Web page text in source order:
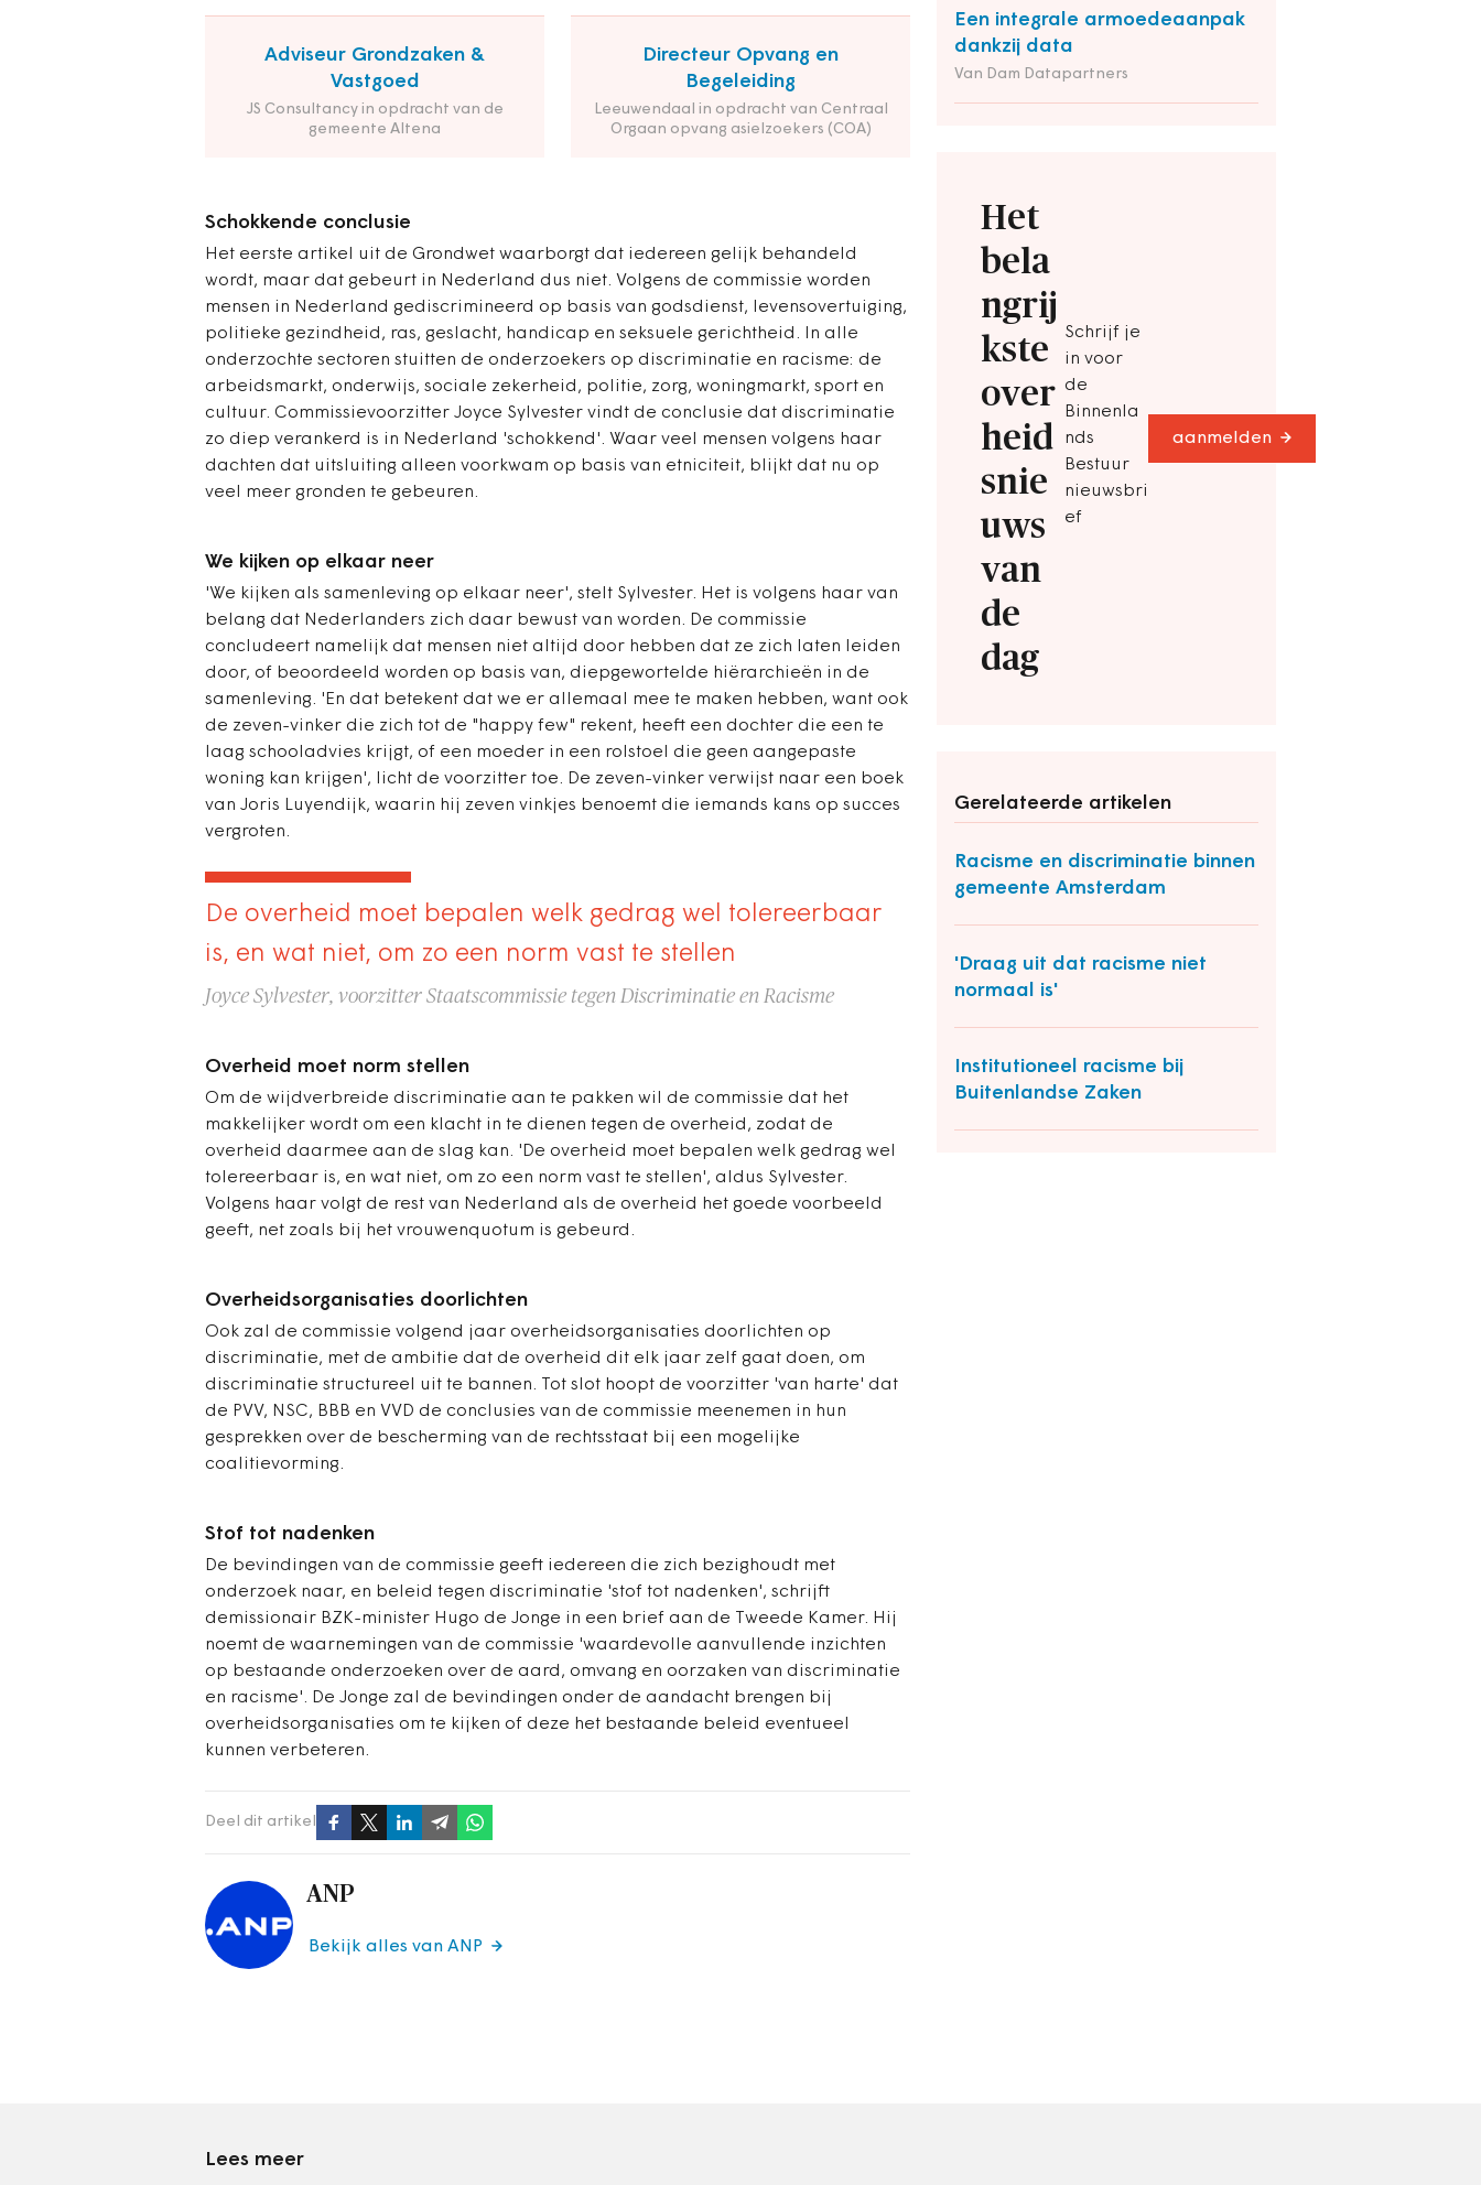
Adviseur Grondzaken &
Vastgoed
JS Consultancy in opdracht van de
gemeente Altena
Directeur Opvang en
Begeleiding
Leeuwendaal in opdracht van Centraal
Orgaan opvang asielzoekers (COA)
Schokkende conclusie
Het eerste artikel uit de Grondwet waarborgt dat iedereen gelijk behandeld
wordt, maar dat gebeurt in Nederland dus niet. Volgens de commissie worden
mensen in Nederland gediscrimineerd op basis van godsdienst, levensovertuiging,
politieke gezindheid, ras, geslacht, handicap en seksuele gerichtheid. In alle
onderzochte sectoren stuitten de onderzoekers op discriminatie en racisme: de
arbeidsmarkt, onderwijs, sociale zekerheid, politie, zorg, woningmarkt, sport en
cultuur. Commissievoorzitter Joyce Sylvester vindt de conclusie dat discriminatie
zo diep verankerd is in Nederland 'schokkend'. Waar veel mensen volgens haar
dachten dat uitsluiting alleen voorkwam op basis van etniciteit, blijkt dat nu op
veel meer gronden te gebeuren.
Een integrale armoedeaanpak
dankzij data
Van Dam Datapartners
Het
bela
ngrij
kste
over
heid
snie
uws
van
de
dag
Schrijf je
in voor
de
Binnenla
nds
Bestuur
nieuwsbri
ef
aanmelden
Gerelateerde artikelen
Racisme en discriminatie binnen
gemeente Amsterdam
'Draag uit dat racisme niet
normaal is'
Institutioneel racisme bij
Buitenlandse Zaken
We kijken op elkaar neer
'We kijken als samenleving op elkaar neer', stelt Sylvester. Het is volgens haar van
belang dat Nederlanders zich daar bewust van worden. De commissie
concludeert namelijk dat mensen niet altijd door hebben dat ze zich laten leiden
door, of beoordeeld worden op basis van, diepgewortelde hiërarchieën in de
samenleving. 'En dat betekent dat we er allemaal mee te maken hebben, want ook
de zeven-vinker die zich tot de "happy few" rekent, heeft een dochter die een te
laag schooladvies krijgt, of een moeder in een rolstoel die geen aangepaste
woning kan krijgen', licht de voorzitter toe. De zeven-vinker verwijst naar een boek
van Joris Luyendijk, waarin hij zeven vinkjes benoemt die iemands kans op succes
vergroten.
De overheid moet bepalen welk gedrag wel tolereerbaar
is, en wat niet, om zo een norm vast te stellen
Joyce Sylvester, voorzitter Staatscommissie tegen Discriminatie en Racisme
Overheid moet norm stellen
Om de wijdverbreide discriminatie aan te pakken wil de commissie dat het
makkelijker wordt om een klacht in te dienen tegen de overheid, zodat de
overheid daarmee aan de slag kan. 'De overheid moet bepalen welk gedrag wel
tolereerbaar is, en wat niet, om zo een norm vast te stellen', aldus Sylvester.
Volgens haar volgt de rest van Nederland als de overheid het goede voorbeeld
geeft, net zoals bij het vrouwenquotum is gebeurd.
Overheidsorganisaties doorlichten
Ook zal de commissie volgend jaar overheidsorganisaties doorlichten op
discriminatie, met de ambitie dat de overheid dit elk jaar zelf gaat doen, om
discriminatie structureel uit te bannen. Tot slot hoopt de voorzitter 'van harte' dat
de PVV, NSC, BBB en VVD de conclusies van de commissie meenemen in hun
gesprekken over de bescherming van de rechtsstaat bij een mogelijke
coalitievorming.
Stof tot nadenken
De bevindingen van de commissie geeft iedereen die zich bezighoudt met
onderzoek naar, en beleid tegen discriminatie 'stof tot nadenken', schrijft
demissionair BZK-minister Hugo de Jonge in een brief aan de Tweede Kamer. Hij
noemt de waarnemingen van de commissie 'waardevolle aanvullende inzichten
op bestaande onderzoeken over de aard, omvang en oorzaken van discriminatie
en racisme'. De Jonge zal de bevindingen onder de aandacht brengen bij
overheidsorganisaties om te kijken of deze het bestaande beleid eventueel
kunnen verbeteren.
Deel dit artikel
ANP
Bekijk alles van ANP
Lees meer